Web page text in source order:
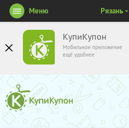
КупиКупон
Мобильное приложение
ещё удобнее
Меню Рязань